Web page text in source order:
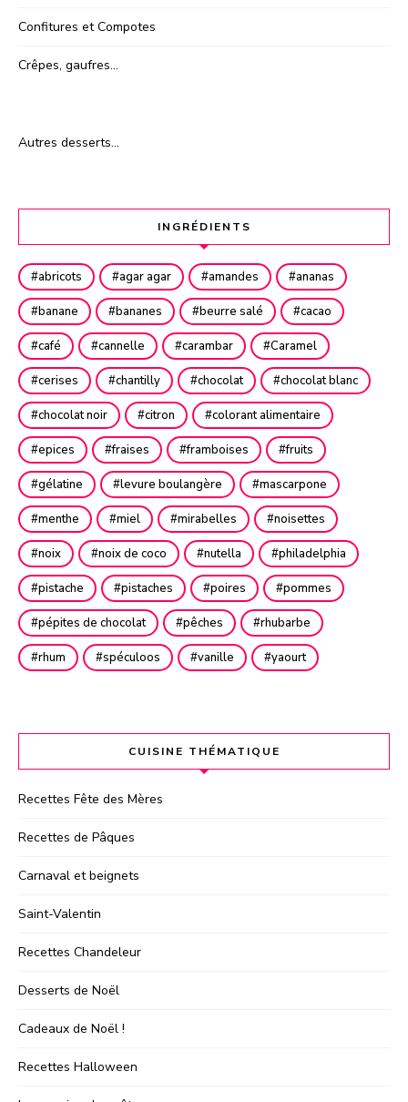
Confitures et Compotes
Crêpes, gaufres…
Autres desserts…
INGRÉDIENTS
abricots agar agar amandes ananas
banane bananes beurre salé cacao
café cannelle carambar Caramel
cerises chantilly chocolat chocolat blanc
chocolat noir citron colorant alimentaire
epices fraises framboises fruits
gélatine levure boulangère mascarpone
menthe miel mirabelles noisettes
noix noix de coco nutella philadelphia
pistache pistaches poires pommes
pépites de chocolat pêches rhubarbe
rhum spéculoos vanille yaourt
CUISINE THÉMATIQUE
Recettes Fête des Mères
Recettes de Pâques
Carnaval et beignets
Saint-Valentin
Recettes Chandeleur
Desserts de Noël
Cadeaux de Noël !
Recettes Halloween